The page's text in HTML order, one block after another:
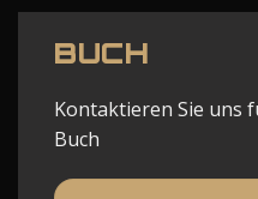
BUCH
Kontaktieren Sie uns
Buch